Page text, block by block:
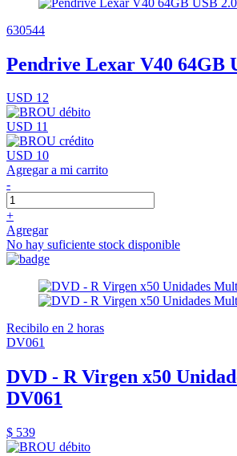
630544
Pendrive Lexar V40 64GB
USD 12
USD 11
USD 10
Agregar a mi carrito
-
+
Agregar
No hay suficiente stock disponible
Recibilo en 2 horas
DV061
DVD - R Virgen x50
DV061
$ 539